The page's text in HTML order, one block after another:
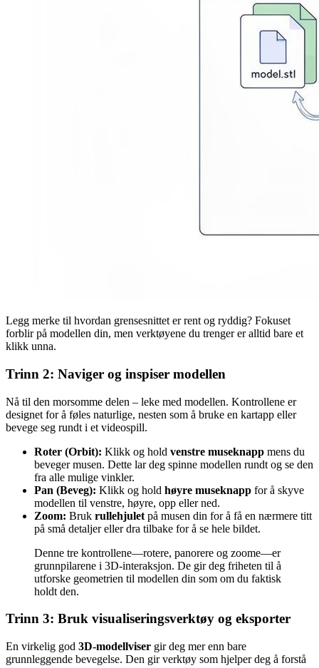
Legg merke til hvordan grensesnittet er rent og ryddig? Fokuset
forblir på modellen din, men verktøyene du trenger er alltid bare et
klikk unna.
Trinn 2: Naviger og inspiser modellen
Nå til den morsomme delen – leke med modellen. Kontrollene er
designet for å føles naturlige, nesten som å bruke en kartapp eller
bevege seg rundt i et videospill.
Roter (Orbit): Klikk og hold venstre museknapp mens du
beveger musen. Dette lar deg spinne modellen rundt og se den
fra alle mulige vinkler.
Pan (Beveg): Klikk og hold høyre museknapp for å skyve
modellen til venstre, høyre, opp eller ned.
Zoom: Bruk rullehjulet på musen din for å få en nærmere titt
på små detaljer eller dra tilbake for å se hele bildet.
Denne tre kontrollene—rotere, panorere og zoome—er
grunnpilarene i 3D-interaksjon. De gir deg friheten til å
utforske geometrien til modellen din som om du faktisk
holdt den.
Trinn 3: Bruk visualiseringsverktøy og eksporter
En virkelig god 3D-modellviser gir deg mer enn bare
grunnleggende bevegelse. Den gir verktøy som hjelper deg å forstå